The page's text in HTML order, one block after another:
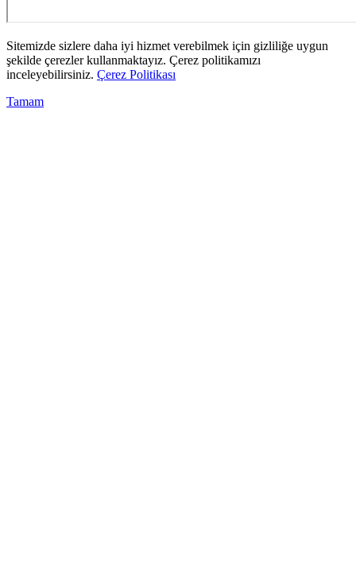
Sitemizde sizlere daha iyi hizmet verebilmek için gizliliğe uygun
şekilde çerezler kullanmaktayız. Çerez politikamızı
inceleyebilirsiniz. Çerez Politikası
Tamam